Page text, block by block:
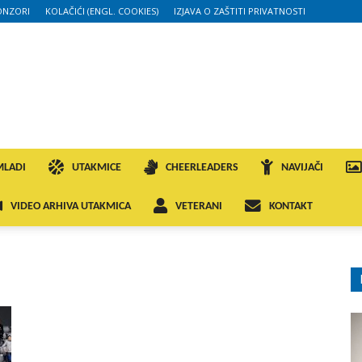
KOLAČIĆI (ENGL. COOKIES) IZJAVA O ZAŠTITI PRIVATNOSTI
UTAKMICE CHEERLEADERS NAVIJAČI
VIDEO ARHIVA UTAKMICA VETERANI KONTAKT